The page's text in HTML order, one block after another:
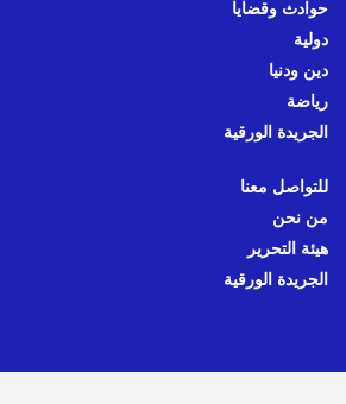
حوادث وقضايا
دولية
دين ودنيا
رياضة
الجريدة الورقية
للتواصل معنا
من نحن
هيئة التحرير
الجريدة الورقية